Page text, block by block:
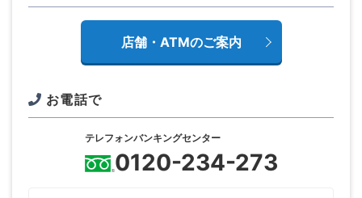
店舗・ATMのご案内
お電話で
テレフォンバンキングセンター
0120-234-273